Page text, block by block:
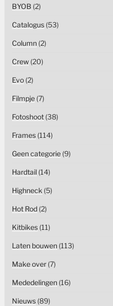
BYOB (2)
Catalogus(53)
Column(2)
Crew(20)
Evo(2)
Filmpje(7)
Fotoshoot(38)
Frames(114)
Geen categorie(9)
Hardtail(14)
Highneck (5)
Hot Rod(2)
Kitbikes(11)
Laten bouwen(113)
Make over(7)
Mededelingen(16)
Nieuws(89)